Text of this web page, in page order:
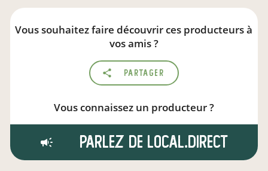
Vous souhaitez faire découvrir ces producteurs à
vos amis ?
Partager
Vous connaissez un producteur ?
Parlez de local.direct